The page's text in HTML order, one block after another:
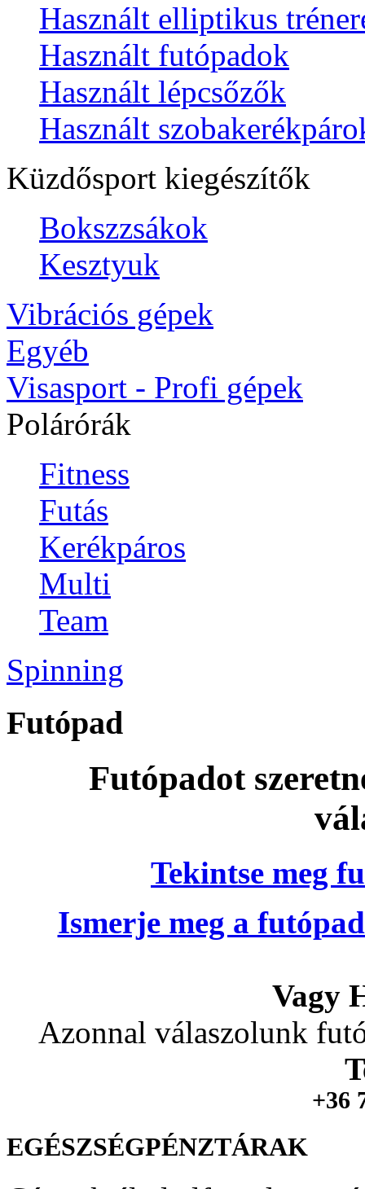
Használt elliptikus
Használt futópadok
Használt lépcsőzők
Használt
Küzdősport kiegészítők
Bokszzsákok
Kesztyuk
Vibrációs gépek
Egyéb
Visasport - Profi gépek
Polárórák
Fitness
Futás
Kerékpáros
Multi
Team
Spinning
Futópad
Futópadot
Tekintse meg
Ismerje meg a
Vagy
Azonnal válaszolunk
+36
EGÉSZSÉGPÉNZTÁRAK